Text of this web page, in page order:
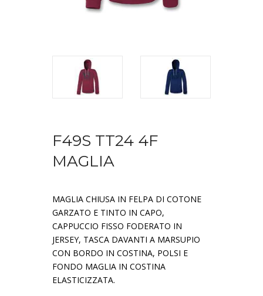
F49S TT24 4F
MAGLIA
MAGLIA CHIUSA IN FELPA DI COTONE
GARZATO E TINTO IN CAPO,
CAPPUCCIO FISSO FODERATO IN
JERSEY, TASCA DAVANTI A MARSUPIO
CON BORDO IN COSTINA, POLSI E
FONDO MAGLIA IN COSTINA
ELASTICIZZATA.